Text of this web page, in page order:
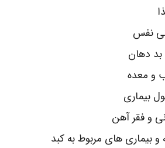
نفس
بد دهان
و معده
بیماری
و فقر آهن
بیماری های مربوط به کبد